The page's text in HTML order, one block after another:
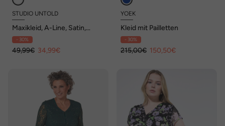
STUDIO UNTOLD
Maxikleid, A-Line, Satin,
Alloverdruck
- 30%
49,99€ 34,99€
YOEK
Kleid mit Pailletten
- 30%
215,00€ 150,50€